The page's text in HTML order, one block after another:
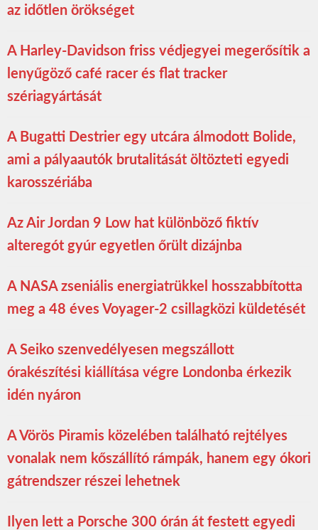
az időtlen örökséget
A Harley-Davidson friss védjegyei megerősítik a
lenyűgöző café racer és flat tracker
szériagyártását
A Bugatti Destrier egy utcára álmodott Bolide,
ami a pályaautók brutalitását öltözteti egyedi
karosszériába
Az Air Jordan 9 Low hat különböző fiktív
alteregót gyúr egyetlen őrült dizájnba
A NASA zseniális energiatrükkel hosszabbította
meg a 48 éves Voyager-2 csillagközi küldetését
A Seiko szenvedélyesen megszállott
órakészítési kiállítása végre Londonba érkezik
idén nyáron
A Vörös Piramis közelében található rejtélyes
vonalak nem kőszállító rámpák, hanem egy ókori
gátrendszer részei lehetnek
Ilyen lett a Porsche 300 órán át festett egyedi